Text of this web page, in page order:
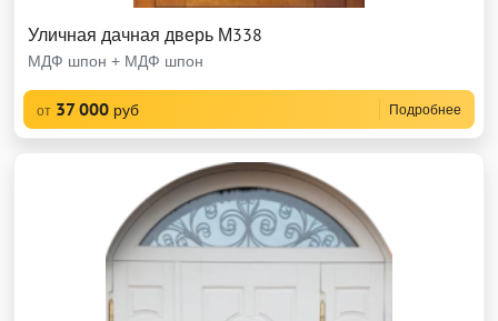
Уличная дачная дверь М338
МДФ шпон + МДФ шпон
от 37 000 руб Подробнее